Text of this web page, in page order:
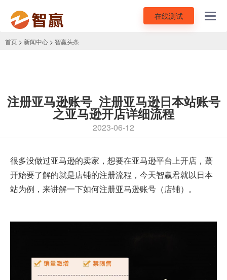
在线测试
首页 > 新闻中心 > 智赢头条
注册亚马逊账号_注册亚马逊日本站账号
之亚马逊开店详细流程
2023-06-12
很多没做过亚马逊的卖家，想要在亚马逊平台上开店，蕞
开始要了解的就是店铺的注册流程，今天智赢君就以日本
站为例，来讲解一下如何注册亚马逊账号 （店铺）。